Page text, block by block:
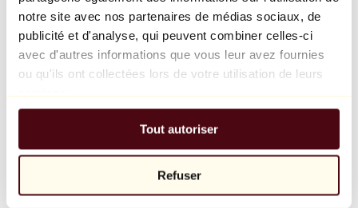
notre site avec nos partenaires de médias sociaux, de
publicité et d'analyse, qui peuvent combiner celles-ci
avec d'autres informations que vous leur avez fournies
ou qu'ils ont collectées lors de votre utilisation de leurs
Tout autoriser
Refuser
Balloon Dog (Orange)
Jeff Koons
10 000 €
Parcourir
Tous les sculpteurs
Tous les photographes